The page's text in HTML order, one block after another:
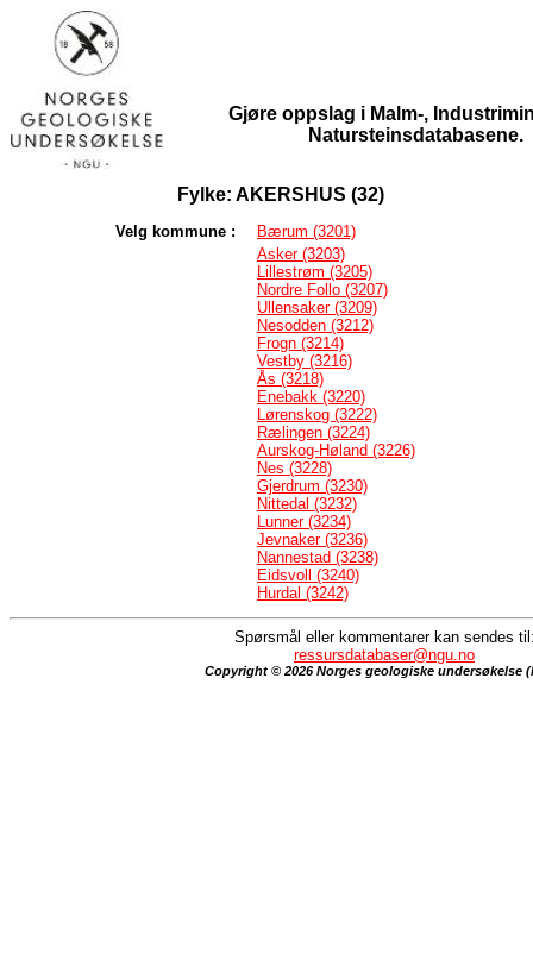
Gjøre oppslag i Malm-,
Natursteinsdatabasene.
Fylke: AKERSHUS (32)
Velg kommune :
Bærum (3201)
Asker (3203)
Lillestrøm (3205)
Nordre Follo (3207)
Ullensaker (3209)
Nesodden (3212)
Frogn (3214)
Vestby (3216)
Ås (3218)
Enebakk (3220)
Lørenskog (3222)
Rælingen (3224)
Aurskog-Høland (3226)
Nes (3228)
Gjerdrum (3230)
Nittedal (3232)
Lunner (3234)
Jevnaker (3236)
Nannestad (3238)
Eidsvoll (3240)
Hurdal (3242)
Spørsmål eller kommentarer kan sendes
ressursdatabaser@ngu.no
Copyright © 2026 Norges geologiske undersøkelse